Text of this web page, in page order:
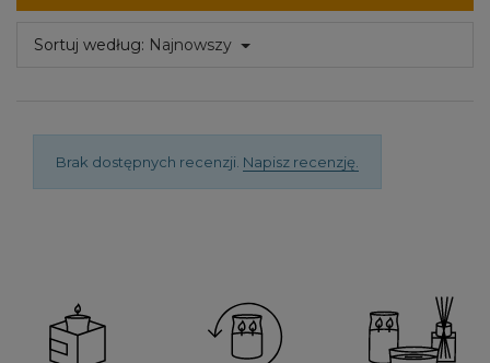
Sortuj według: Najnowszy
Brak dostępnych recenzji. Napisz recenzję.